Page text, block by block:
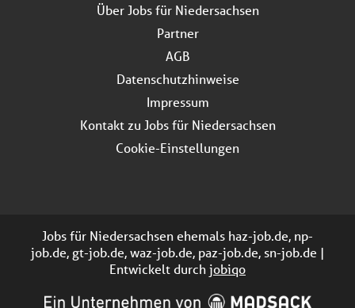
Über Jobs für Niedersachsen
Partner
AGB
Datenschutzhinweise
Impressum
Kontakt zu Jobs für Niedersachsen
Cookie-Einstellungen
Jobs für Niedersachsen ehemals haz-job.de, np-
job.de, gt-job.de, waz-job.de, paz-job.de, sn-job.de |
Entwickelt durchjobiqo